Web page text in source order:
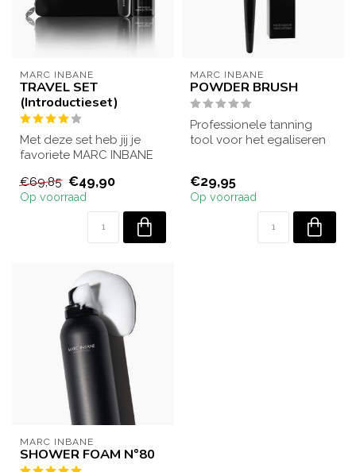
MARC INBANE
TRAVEL SET
(Introductieset)
Met deze set heb jij je
favoriete MARC INBANE
bij de han...
€69,85 €49,90
Op voorraad
MARC INBANE
POWDER BRUSH
Professionele tanning
tool voor het egaliseren
€29,95
Op voorraad
MARC INBANE
SHOWER FOAM N°80